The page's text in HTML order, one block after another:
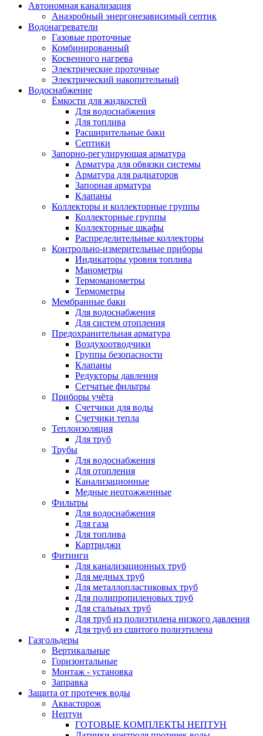
Автономная канализация
Анаэробный энергонезависимый септик
Водонагреватели
Газовые проточные
Комбинированный
Косвенного нагрева
Электрические проточные
Электрический накопительный
Водоснабжение
Ёмкости для жидкостей
Для водоснабжения
Для топлива
Расширительные баки
Септики
Запорно-регулирующая арматура
Арматура для обвязки системы
Арматура для радиаторов
Запорная арматура
Клапаны
Коллекторы и коллекторные группы
Коллекторные группы
Коллекторные шкафы
Распределительные коллекторы
Контрольно-измерительные приборы
Индикаторы уровня топлива
Манометры
Термоманометры
Термометры
Мембранные баки
Для водоснабжения
Для систем отопления
Предохранительная арматура
Воздухоотводчики
Группы безопасности
Клапаны
Редукторы давления
Сетчатые фильтры
Приборы учёта
Счетчики для воды
Счетчики тепла
Теплоизоляция
Для труб
Трубы
Для водоснабжения
Для отопления
Канализационные
Медные неотожженные
Фильтры
Для водоснабжения
Для газа
Для топлива
Картриджи
Фитинги
Для канализационных труб
Для медных труб
Для металлопластиковых труб
Для полипропиленовых труб
Для стальных труб
Для труб из полиэтилена низкого давления
Для труб из сшитого полиэтилена
Газгольдеры
Вертикальные
Горизонтальные
Монтаж - установка
Заправка
Защита от протечек воды
Аквасторож
Нептун
ГОТОВЫЕ КОМПЛЕКТЫ НЕПТУН